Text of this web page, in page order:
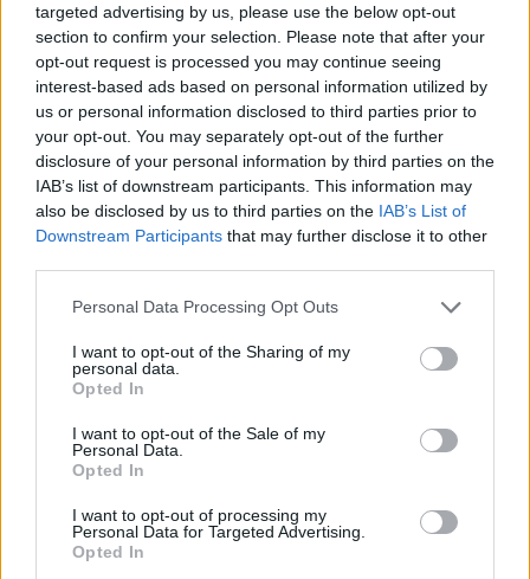
targeted advertising by us, please use the below opt-out
section to confirm your selection. Please note that after your
opt-out request is processed you may continue seeing
interest-based ads based on personal information utilized by
us or personal information disclosed to third parties prior to
your opt-out. You may separately opt-out of the further
disclosure of your personal information by third parties on the
IAB’s list of downstream participants. This information may
also be disclosed by us to third parties on the IAB’s List of
Downstream Participants that may further disclose it to other
Personal Data Processing Opt Outs
I want to opt-out of the Sharing of my
personal data.
Opted In
I want to opt-out of the Sale of my
Personal Data.
Opted In
I want to opt-out of processing my
Personal Data for Targeted Advertising.
Opted In
Περισσότερα από το
Η Εθνική Ασφαλιστική στηρίζει
τους ασφαλισμένους της που
δοκιμάζονται από τις
καταστροφικές πυρκαγιές
συνεργάζονται και αλλάζουν την
τους συνεργάτες του Εταιρικού
της Δικτύου διοργανώνοντας